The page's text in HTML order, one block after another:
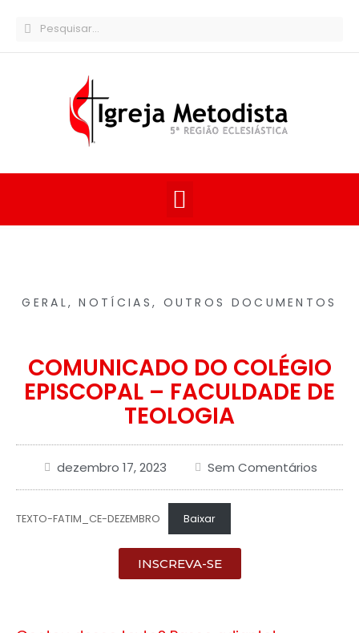
GERAL,NOTÍCIAS , OUTROS DOCUMENTOS
COMUNICADO DO COLÉGIO
EPISCOPAL – FACULDADE DE
TEOLOGIA
dezembro 17, 2023 Sem Comentários
TEXTO-FATIM_CE-DEZEMBRO Baixar
INSCREVA-SE